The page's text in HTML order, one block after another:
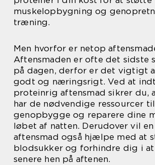
muskelopbygning og
træning.
Men hvorfor er netop
Aftensmaden er ofte det sidste
på dagen, derfor er det vigtigt
godt og næringsrigt. Ved at
proteinrig aftensmad sikrer du,
har de nødvendige ressourcer
genopbygge og reparere dine
løbet af natten. Derudover vil
aftensmad også hjælpe med at
blodsukker og forhindre dig i
senere hen på aftenen.